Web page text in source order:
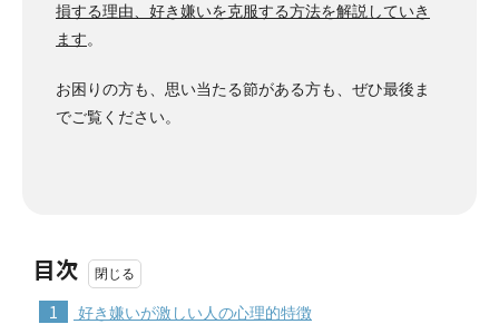
損する理由、好き嫌いを克服する方法を解説していき
ます。
お困りの方も、思い当たる節がある方も、ぜひ最後ま
でご覧ください。
目次
1 好き嫌いが激しい人の心理的特徴